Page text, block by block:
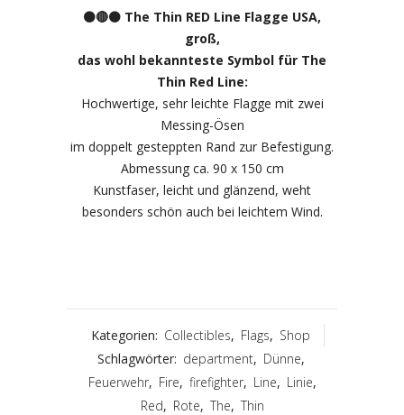
groß⚫️🔴⚫️ The Thin RED Line Flagge USA,
groß,
das wohl bekannteste Symbol für The
Thin Red Line:
Hochwertige, sehr leichte Flagge mit zwei
Messing-Ösen
im doppelt gesteppten Rand zur Befestigung.
Abmessung ca. 90 x 150 cm
Kunstfaser, leicht und glänzend, weht
besonders schön auch bei leichtem Wind.
Kategorien: Collectibles, Flags, Shop
Schlagwörter: department, Dünne,
Feuerwehr, Fire, firefighter, Line, Linie,
Red, Rote, The, Thin